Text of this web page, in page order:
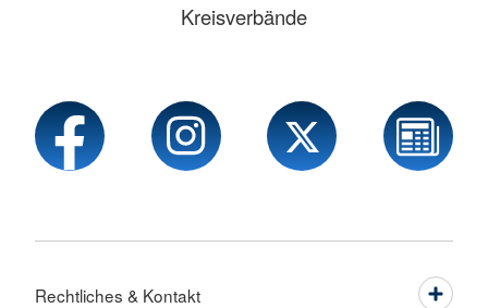
Kreisverbände
Rechtliches & Kontakt